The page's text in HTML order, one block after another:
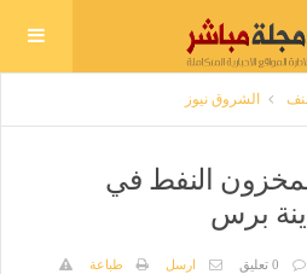
الشروق نيوز
لمخزون النفط في
برس
0 تعليق ارسل
طباعة